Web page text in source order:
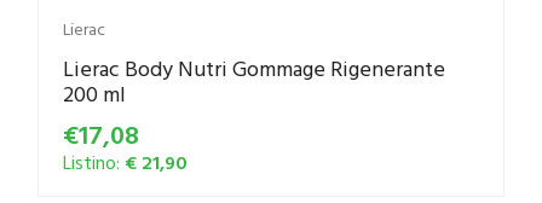
Lierac
Lierac Body Nutri Gommage Rigenerante
200 ml
€17,08
Listino: € 21,90